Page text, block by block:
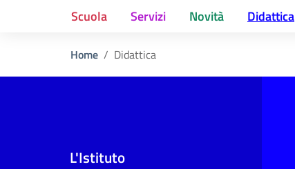
Scuola Servizi Novità Didattica
Home Didattica
L'Istituto